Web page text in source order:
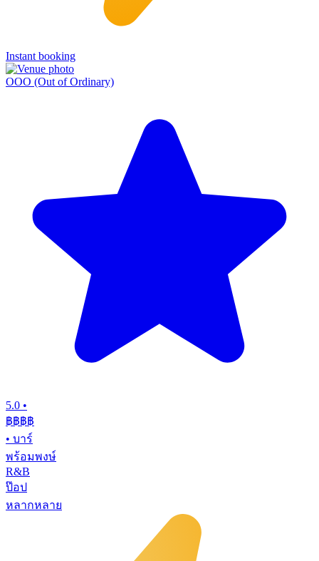
Instant booking
OOO (Out of Ordinary)
5.0 •
฿฿฿฿
• บาร์
พร้อมพงษ์
R&B
ป๊อป
หลากหลาย